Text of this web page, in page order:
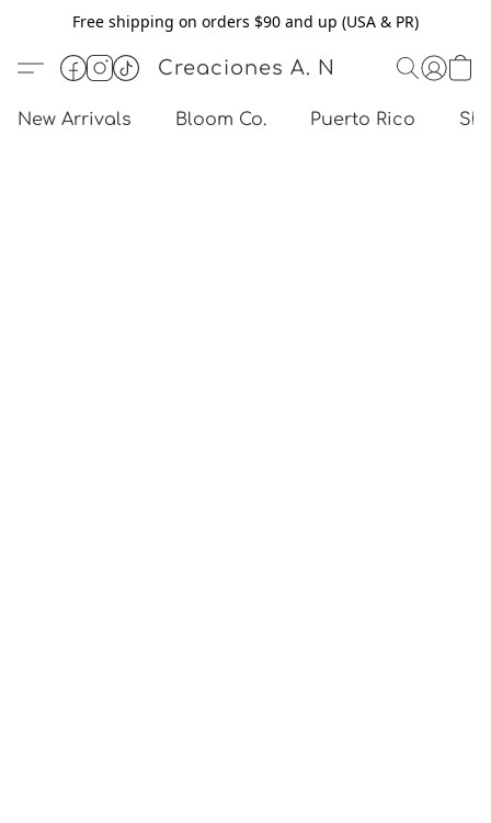
Free shipping on orders $90 and up (USA & PR)
Creaciones A. N
New Arrivals Bloom Co. Puerto Rico